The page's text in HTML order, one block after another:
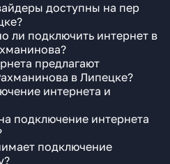
доступны на пер
ли подключить интернет в
предлагают
в Липецке?
интернета и
подключение интернета
подключение